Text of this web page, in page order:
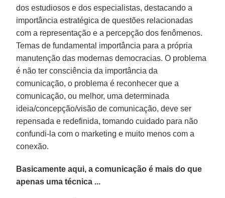
dos estudiosos e dos especialistas, destacando a
importância estratégica de questões relacionadas
com a representação e a percepção dos fenômenos.
Temas de fundamental importância para a própria
manutenção das modernas democracias. O problema
é não ter consciência da importância da
comunicação, o problema é reconhecer que a
comunicação, ou melhor, uma determinada
ideia/concepção/visão de comunicação, deve ser
repensada e redefinida, tomando cuidado para não
confundi-la com o marketing e muito menos com a
conexão.
Basicamente aqui, a comunicação é mais do que
apenas uma técnica ...